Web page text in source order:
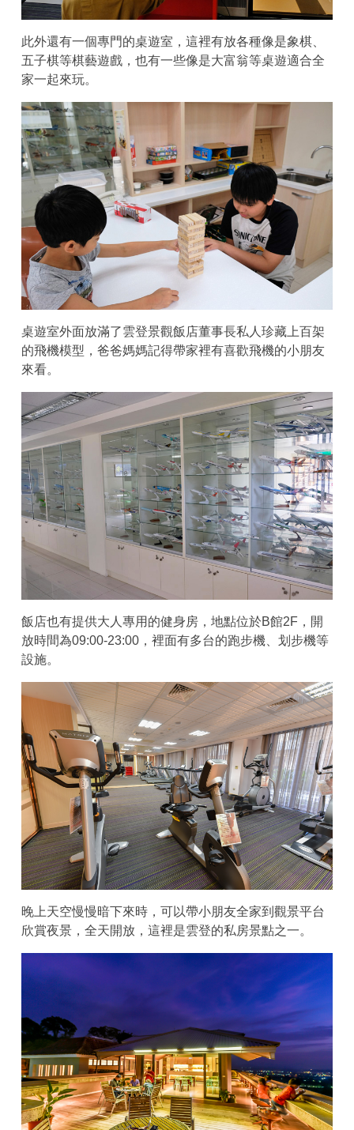
此外還有一個專門的桌遊室，這裡有放各種像是象棋、
五子棋等棋藝遊戲，也有一些像是大富翁等桌遊適合全
家一起來玩。
桌遊室外面放滿了雲登景觀飯店董事長私人珍藏上百架
的飛機模型，爸爸媽媽記得帶家裡有喜歡飛機的小朋友
來看。
飯店也有提供大人專用的健身房，地點位於B館2F，開
放時間為09:00-23:00，裡面有多台的跑步機、划步機等
設施。
晚上天空慢慢暗下來時，可以帶小朋友全家到觀景平台
欣賞夜景，全天開放，這裡是雲登的私房景點之一。